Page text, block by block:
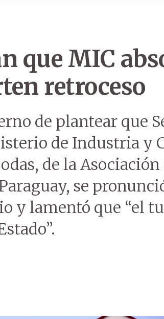
que MIC
retroceso
de plantear que
de Industria y
de la Asociación
se
y lamentó que “el